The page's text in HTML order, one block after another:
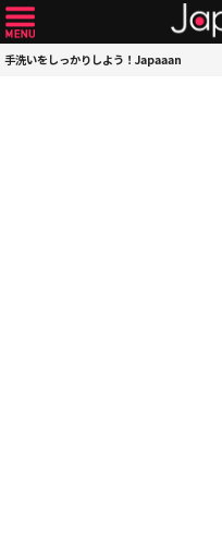
手洗いをしっかりしよう！Japaaan